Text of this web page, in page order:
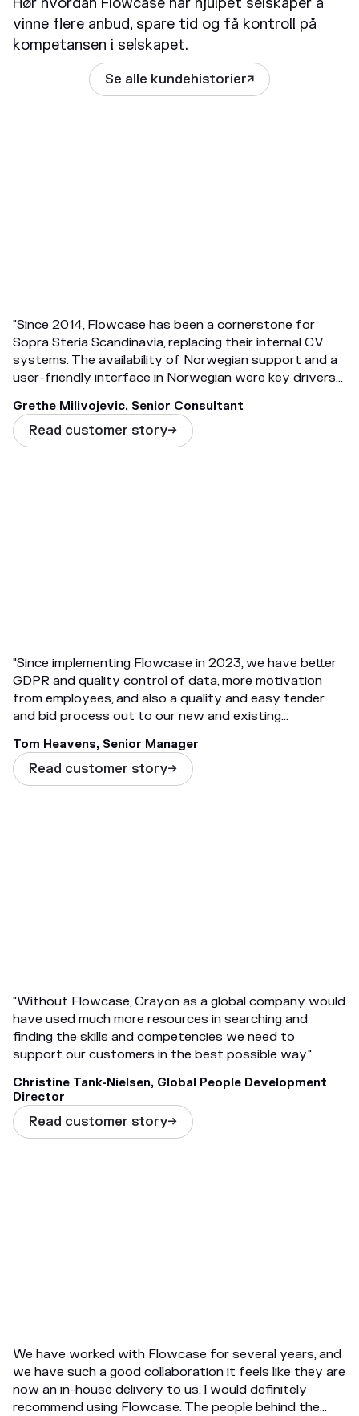
vinne flere anbud, spare tid og få kontroll på
kompetansen i selskapet.
Se alle kundehistorier
"Since 2014, Flowcase has been a cornerstone for
Sopra Steria Scandinavia, replacing their internal CV
systems. The availability of Norwegian support and a
user-friendly interface in Norwegian were key drivers
Grethe Milivojevic, Senior Consultant
Read customer story
"Since implementing Flowcase in 2023, we have better
GDPR and quality control of data, more motivation
from employees, and also a quality and easy tender
and bid process out to our new and existing
their CVs regularly. By having a single intuitive platform
to use like Flowcase, this helps the employees to do
just that."
Tom Heavens, Senior Manager
Read customer story
"Without Flowcase, Crayon as a global company would
have used much more resources in searching and
finding the skills and competencies we need to
support our customers in the best possible way."
Christine Tank-Nielsen, Global People Development
Director
Read customer story
We have worked with Flowcase for several years, and
we have such a good collaboration it feels like they are
now an in-house delivery to us. I would definitely
recommend using Flowcase. The people behind the